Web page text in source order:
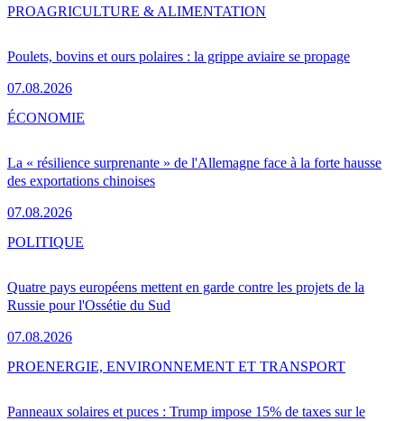
Poulets, bovins et ours polaires : la grippe aviaire se propage
07.08.2026
PROAGRICULTURE & ALIMENTATION
La « résilience surprenante » de l'Allemagne face à la forte hausse
des exportations chinoises
07.08.2026
ÉCONOMIE
Quatre pays européens mettent en garde contre les projets de la
Russie pour l'Ossétie du Sud
07.08.2026
POLITIQUE
Panneaux solaires et puces : Trump impose 15% de taxes sur le
PROENERGIE, ENVIRONNEMENT ET TRANSPORT